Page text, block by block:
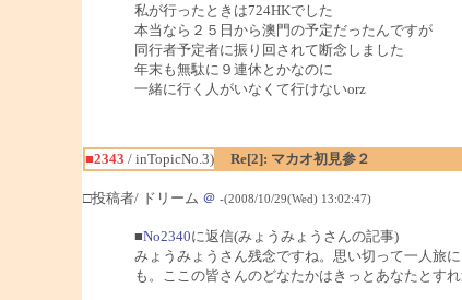
私が行ったときは724HKでした
本当なら２５日から澳門の予定だったんですが
同行者予定者に振り回されて断念しました
年末も無駄に９連休とかなのに
一緒に行く人がいなくて行けないorz
■2343 / inTopicNo.3)
Re[2]: マカオ初見参２
□投稿者/ ドリーム ＠ -(2008/10/29(Wed) 13:02:47)
■No2340に返信(みょうみょうさんの記事)
みょうみょうさん残念ですね。思い切って一人旅
も。ここの皆さんのどなたかはきっとあなたとす